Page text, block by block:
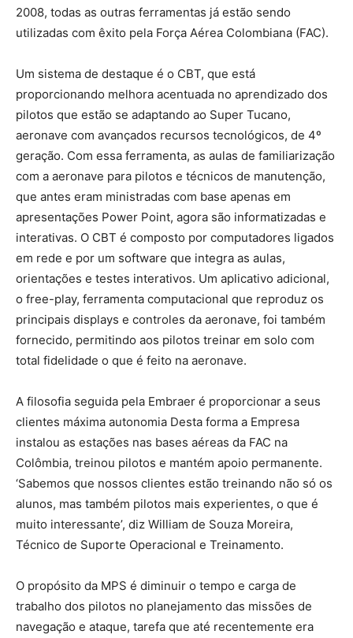
2008, todas as outras ferramentas já estão sendo
utilizadas com êxito pela Força Aérea Colombiana (FAC).
Um sistema de destaque é o CBT, que está
proporcionando melhora acentuada no aprendizado dos
pilotos que estão se adaptando ao Super Tucano,
aeronave com avançados recursos tecnológicos, de 4º
geração. Com essa ferramenta, as aulas de familiarização
com a aeronave para pilotos e técnicos de manutenção,
que antes eram ministradas com base apenas em
apresentações Power Point, agora são informatizadas e
interativas. O CBT é composto por computadores ligados
em rede e por um software que integra as aulas,
orientações e testes interativos. Um aplicativo adicional,
o free-play, ferramenta computacional que reproduz os
principais displays e controles da aeronave, foi também
fornecido, permitindo aos pilotos treinar em solo com
total fidelidade o que é feito na aeronave.
A filosofia seguida pela Embraer é proporcionar a seus
clientes máxima autonomia Desta forma a Empresa
instalou as estações nas bases aéreas da FAC na
Colômbia, treinou pilotos e mantém apoio permanente.
‘Sabemos que nossos clientes estão treinando não só os
alunos, mas também pilotos mais experientes, o que é
muito interessante’, diz William de Souza Moreira,
Técnico de Suporte Operacional e Treinamento.
O propósito da MPS é diminuir o tempo e carga de
trabalho dos pilotos no planejamento das missões de
navegação e ataque, tarefa que até recentemente era